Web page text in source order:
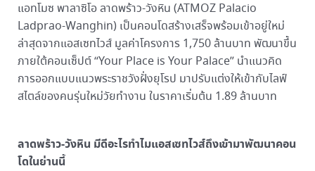
แอทโมซ พาลาซิโอ ลาดพร้าว-วังหิน (ATMOZ Palacio
Ladprao-Wanghin) เป็นคอนโดสร้างเสร็จพร้อมเข้าอยู่ใหม่
ล่าสุดจากแอสเซทไวส์ มูลค่าโครงการ 1,750 ล้านบาท พัฒนาขึ้น
ภายใต้คอนเซ็ปต์ “Your Place is Your Palace” นำแนวคิด
การออกแบบแนวพระราชวังฝั่งยุโรป มาปรับแต่งให้เข้ากับไลฟ์
สไตล์ของคนรุ่นใหม่วัยทำงาน ในราคาเริ่มต้น 1.89 ล้านบาท
ลาดพร้าว-วังหิน มีดีอะไรทำไมแอสเซทไวส์ถึงเข้ามาพัฒนาคอน
โดในย่านนี้